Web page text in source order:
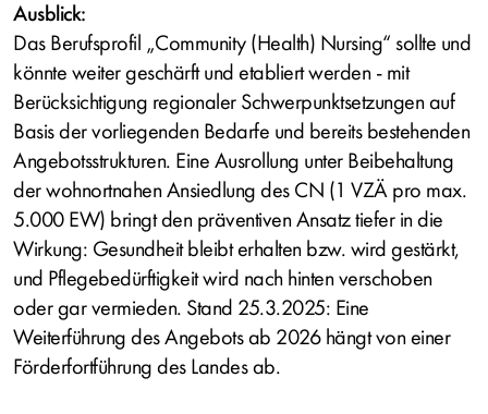
Ausblick:
Das Berufsprofil „Community (Health) Nursing“ sollte und
könnte weiter geschärft und etabliert werden - mit
Berücksichtigung regionaler Schwerpunktsetzungen auf
Basis der vorliegenden Bedarfe und bereits bestehenden
Angebotsstrukturen. Eine Ausrollung unter Beibehaltung
der wohnortnahen Ansiedlung des CN (1 VZÄ pro max.
5.000 EW) bringt den präventiven Ansatz tiefer in die
Wirkung: Gesundheit bleibt erhalten bzw. wird gestärkt,
und Pflegebedürftigkeit wird nach hinten verschoben
oder gar vermieden. Stand 25.3.2025: Eine
Weiterführung des Angebots ab 2026 hängt von einer
Förderfortführung des Landes ab.